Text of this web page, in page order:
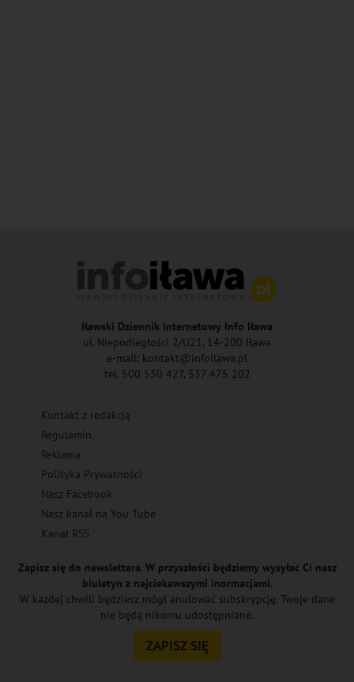
Iławski Dziennik Internetowy Info Iława
ul. Niepodległości 2/U21, 14-200 Iława
e-mail: kontakt@infoilawa.pl
tel. 500 530 427, 537 475 202
Kontakt z redakcją
Regulamin
Reklama
Polityka Prywatności
Nasz Facebook
Nasz kanał na You Tube
Kanał RSS
Zapisz się do newslettera. W przyszłości będziemy wysyłać Ci nasz
biuletyn z najciekawszymi inormacjami.
W każdej chwili będziesz mógł anulować subskrypcję. Twoje dane
nie będą nikomu udostępniane.
ZAPISZ SIĘ